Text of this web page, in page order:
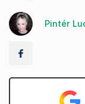
Pintér